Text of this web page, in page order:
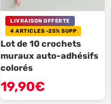
LIVRAISON OFFERTE
4 ARTICLES -25% SUPP
Lot de 10 crochets
muraux auto-adhésifs
colorés
19,90€